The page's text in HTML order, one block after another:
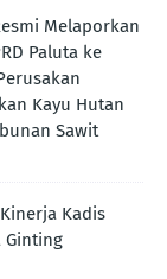
Melaporkan
Paluta ke
Kayu Hutan
Sawit
Kadis
Ginting